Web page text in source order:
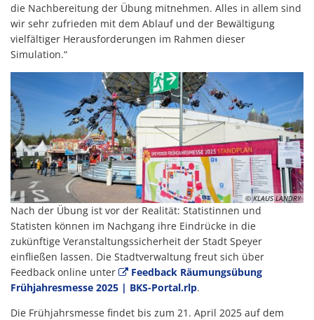
die Nachbereitung der Übung mitnehmen. Alles in allem sind
wir sehr zufrieden mit dem Ablauf und der Bewältigung
vielfältiger Herausforderungen im Rahmen dieser
Simulation.“
© KLAUS LANDRY
Nach der Übung ist vor der Realität: Statistinnen und
Statisten können im Nachgang ihre Eindrücke in die
zukünftige Veranstaltungssicherheit der Stadt Speyer
einfließen lassen. Die Stadtverwaltung freut sich über
Feedback online unter
Feedback Räumungsübung
Frühjahresmesse 2025 | BKS-Portal.rlp.
Die Frühjahrsmesse findet bis zum 21. April 2025 auf dem